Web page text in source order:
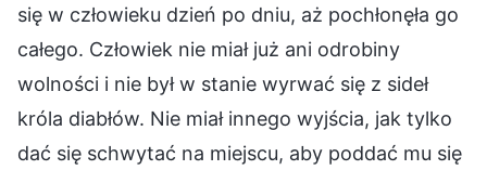
się w człowieku dzień po dniu, aż pochłonęła go
całego. Człowiek nie miał już ani odrobiny
wolności i nie był w stanie wyrwać się z sideł
króla diabłów. Nie miał innego wyjścia, jak tylko
dać się schwytać na miejscu, aby poddać mu się